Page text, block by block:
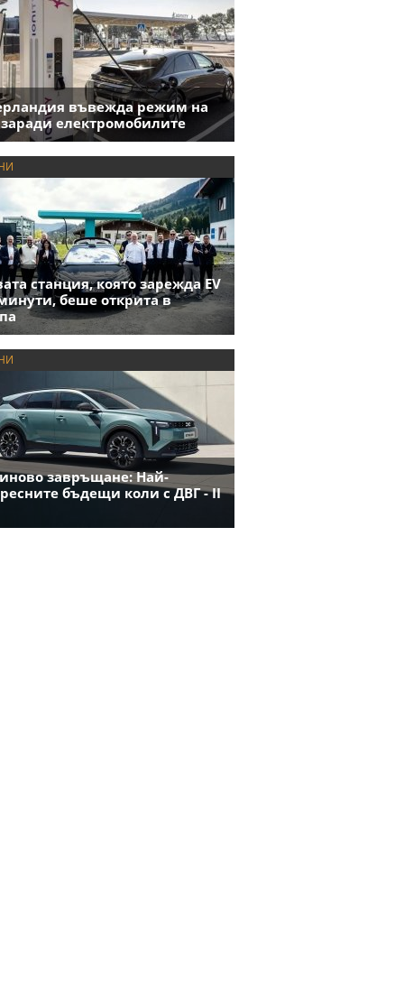
въвежда режим на
заради електромобилите
станция, която зарежда EV
беше открита в
завръщане: Най-
бъдещи коли с ДВГ - II